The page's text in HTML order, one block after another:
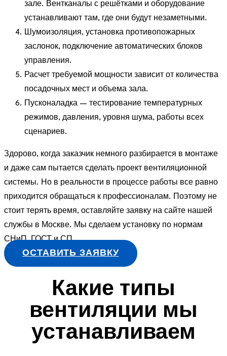
зале. Вентканалы с решётками и оборудование
устанавливают там, где они будут незаметными.
Шумоизоляция, установка противопожарных
заслонок, подключение автоматических блоков
управления.
Расчет требуемой мощности зависит от количества
посадочных мест и объема зала.
Пусконаладка — тестирование температурных
режимов, давления, уровня шума, работы всех
сценариев.
Здорово, когда заказчик немного разбирается в монтаже
и даже сам пытается сделать проект вентиляционной
системы. Но в реальности в процессе работы все равно
приходится обращаться к профессионалам. Поэтому не
стоит терять время, оставляйте заявку на сайте нашей
службы в Москве. Мы сделаем установку по нормам
СНиП, ГОСТ и СП.
ОСТАВИТЬ ЗАЯВКУ
Какие типы
вентиляции мы
устанавливаем